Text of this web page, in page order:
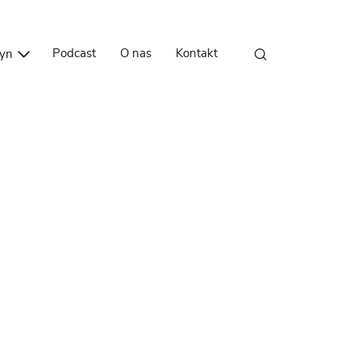
Podcast O nas Kontakt
Przejdź do treści